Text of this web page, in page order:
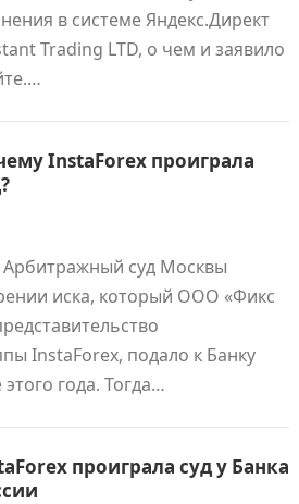
в системе Яндекс.Директ
Trading LTD, о чем и заявило
InstaForex проиграла
Арбитражный суд Москвы
иска, который ООО «Фикс
InstaForex, подало к Банку
года. Тогда…
проиграла суд у Банка